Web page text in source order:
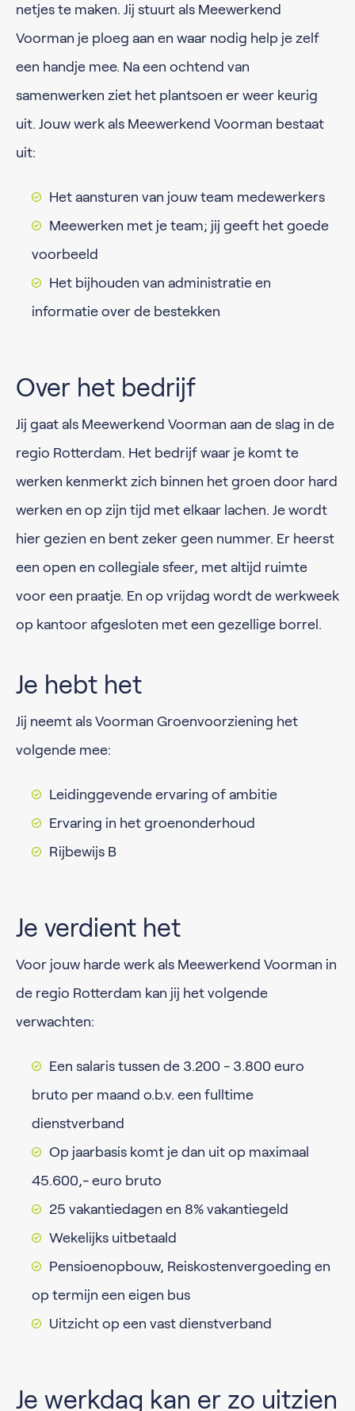
netjes te maken. Jij stuurt als Meewerkend
Voorman je ploeg aan en waar nodig help je zelf
een handje mee. Na een ochtend van
samenwerken ziet het plantsoen er weer keurig
uit. Jouw werk als Meewerkend Voorman bestaat
uit:
Het aansturen van jouw team medewerkers
Meewerken met je team; jij geeft het goede
voorbeeld
Het bijhouden van administratie en
informatie over de bestekken
Over het bedrijf
Jij gaat als Meewerkend Voorman aan de slag in de
regio Rotterdam. Het bedrijf waar je komt te
werken kenmerkt zich binnen het groen door hard
werken en op zijn tijd met elkaar lachen. Je wordt
hier gezien en bent zeker geen nummer. Er heerst
een open en collegiale sfeer, met altijd ruimte
voor een praatje. En op vrijdag wordt de werkweek
op kantoor afgesloten met een gezellige borrel.
Je hebt het
Jij neemt als Voorman Groenvoorziening het
volgende mee:
Leidinggevende ervaring of ambitie
Ervaring in het groenonderhoud
Rijbewijs B
Je verdient het
Voor jouw harde werk als Meewerkend Voorman in
de regio Rotterdam kan jij het volgende
verwachten:
Een salaris tussen de 3.200 - 3.800 euro
bruto per maand o.b.v. een fulltime
dienstverband
Op jaarbasis komt je dan uit op maximaal
45.600,- euro bruto
25 vakantiedagen en 8% vakantiegeld
Wekelijks uitbetaald
Pensioenopbouw, Reiskostenvergoeding en
op termijn een eigen bus
Uitzicht op een vast dienstverband
Je werkdag kan er zo uitzien